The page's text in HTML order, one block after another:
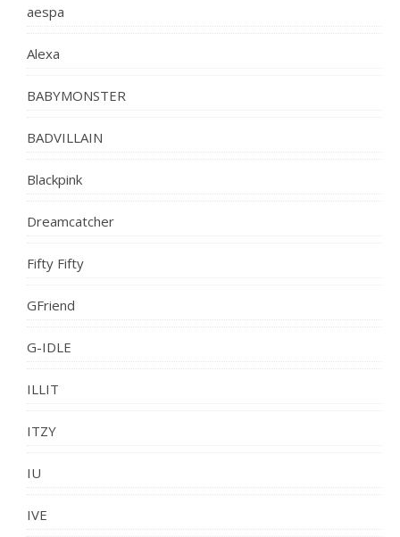
aespa
Alexa
BABYMONSTER
BADVILLAIN
Blackpink
Dreamcatcher
Fifty Fifty
GFriend
G-IDLE
ILLIT
ITZY
IU
IVE